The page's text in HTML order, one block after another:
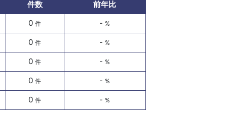
件数
前年比
0件 - %
0件 - %
0件 - %
0件 - %
0件 - %